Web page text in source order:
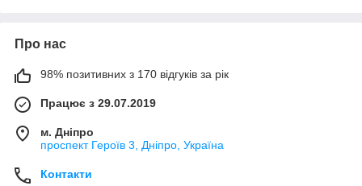
Про нас
98% позитивних з 170 відгуків за рік
Працює з 29.07.2019
м. Дніпро
проспект Героїв 3, Дніпро, Україна
Контакти